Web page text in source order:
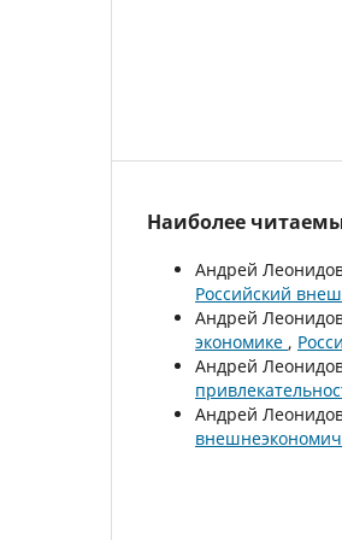
Наиболее
Андрей
Российский
Андрей
экономике ,
Андрей
Андрей